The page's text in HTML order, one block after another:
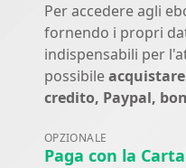
Per accedere agli
fornendo i propri
indispensabili per
possibile
credito, Paypal,
OPZIONALE
Paga con la Carta